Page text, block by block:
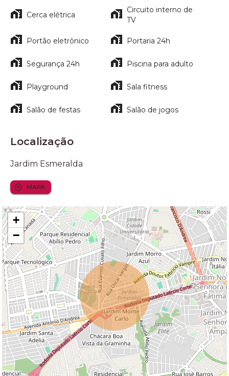
Cerca elétrica
Circuito interno de
TV
Portão eletrônico Portaria 24h
Segurança 24h Piscina para adulto
Playground Sala fitness
Salão de festas Salão de jogos
Localização
Jardim Esmeralda
MAPA
+
−